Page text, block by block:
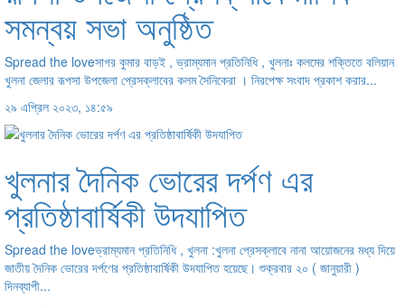
সমন্বয় সভা অনুষ্ঠিত
Spread the loveসাগর কুমার বাড়ই , ভ্রাম্যমান প্রতিনিধি , খুলনাঃ কলমের শক্তিতে বলিয়ান
খুলনা জেলার রূপসা উপজেলা প্রেসক্লাবের কলম সৈনিকেরা । নিরপেক্ষ সংবাদ প্রকাশ করার...
২৯ এপ্রিল ২০২৩, ১৪:৫৯
খুলনার দৈনিক ভোরের দর্পণ এর
প্রতিষ্ঠাবার্ষিকী উদযাপিত
Spread the loveভ্রাম্যমান প্রতিনিধি , খুলনা :খুলনা প্রেসক্লাবে নানা আয়োজনের মধ্য দিয়ে
জাতীয় দৈনিক ভোরের দর্পণের প্রতিষ্ঠাবার্ষিকী উদযাপিত হয়েছে। শুক্রবার ২০ ( জানুয়ারী )
দিনব্যাপী...